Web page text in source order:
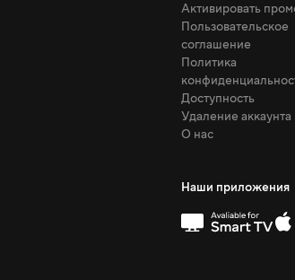
Активировать
Пользовательское
соглашение
Политика
Доступность
Удаление аккаунта
О нас
Наши приложения